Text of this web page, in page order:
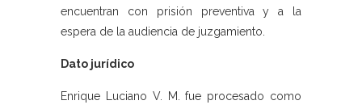
encuentran con prisión preventiva y a la
espera de la audiencia de juzgamiento.
Dato jurídico
Enrique Luciano V. M. fue procesado como